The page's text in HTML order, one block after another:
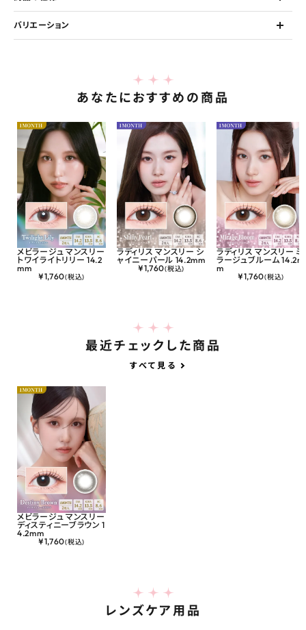
バリエーション
あなたにおすすめの商品
メビラージュ マンスリー
トワイライトリリー 14.2
mm
¥1,760(税込)
ラディリス マンスリー シ
ャイニーパール 14.2mm
¥1,760(税込)
ラディリス マンスリー ミ
ラージュブルーム 14.2m
m
¥1,760(税込)
最近チェックした商品
すべて見る
メビラージュ マンスリー
ディスティニーブラウン 1
4.2mm
¥1,760(税込)
レンズケア用品